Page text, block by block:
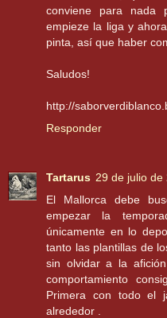
conviene para nada
empieze la liga y
pinta, así que haber
Saludos!
http://
Responder
Tartarus 29 de julio de
El Mallorca debe
empezar la
únicamente en lo
tanto las plantillas de
sin olvidar a la
comportamiento
Primera con todo el
alrededor .